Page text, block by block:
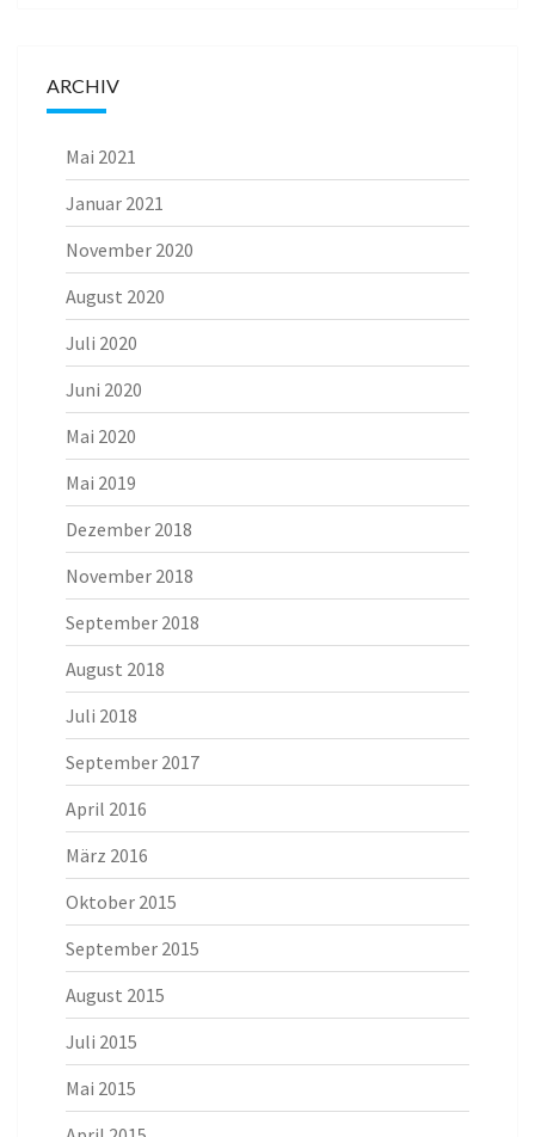
ARCHIV
Mai 2021
Januar 2021
November 2020
August 2020
Juli 2020
Juni 2020
Mai 2020
Mai 2019
Dezember 2018
November 2018
September 2018
August 2018
Juli 2018
September 2017
April 2016
März 2016
Oktober 2015
September 2015
August 2015
Juli 2015
Mai 2015